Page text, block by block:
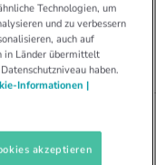
Christoph
pas­sie­ren, wenn
Technologien, um
und zu verbessern
auch auf
in Länder übermittelt
haben.
Informationen |
akzeptieren